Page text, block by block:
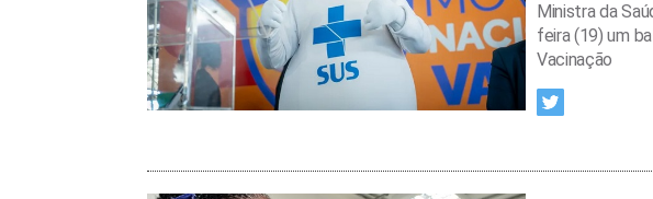
Ministra da
feira (19) um
Vacinação